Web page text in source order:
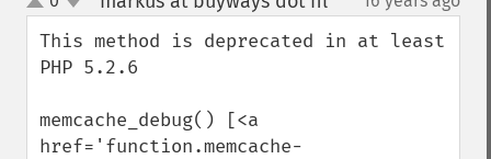
up
down
This method is deprecated in at least
PHP 5.2.6
memcache_debug() [<a
href='function.memcache-